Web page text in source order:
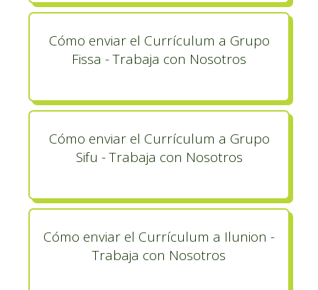
Cómo enviar el Currículum a Grupo
Fissa - Trabaja con Nosotros
Cómo enviar el Currículum a Grupo
Sifu - Trabaja con Nosotros
Cómo enviar el Currículum a Ilunion -
Trabaja con Nosotros